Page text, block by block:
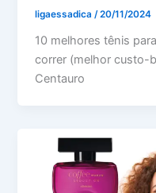
ligaessadica/20/11/2024
10 melhores tênis
correr (melhor custo-
Centauro